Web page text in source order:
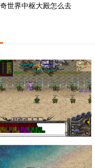
世界中枢大殿怎么去